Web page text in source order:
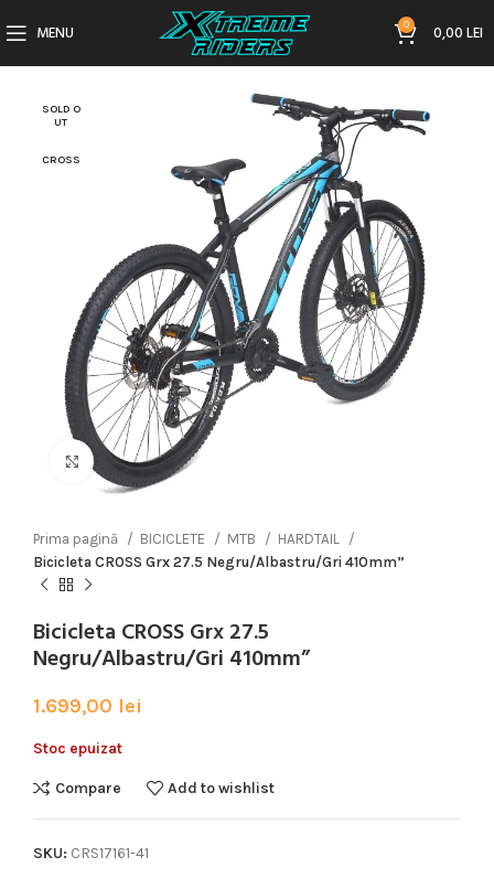
MENU 0 0,00LEI
SOLD O
UT
CROSS
Click to enlarge
Prima pagină BICICLETE MTB
HARDTAIL
Bicicleta CROSS Grx 27.5 Negru/Albastru/Gri 410mm”
Bicicleta CROSS Grx 27.5
Negru/Albastru/Gri 410mm”
1.699,00 lei
Stoc epuizat
Compare Add to wishlist
SKU: CRS17161-41